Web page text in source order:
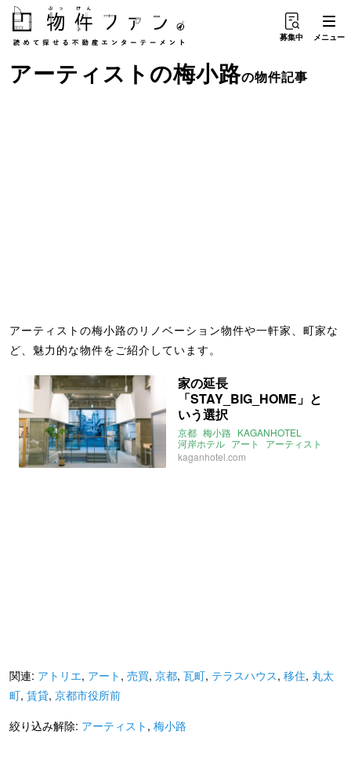
募集中 メニュー
アーティストの梅小路の物件記事
アーティストの梅小路のリノベーション物件や一軒家、町家な
ど、魅力的な物件をご紹介しています。
家の延長
「STAY_BIG_HOME」と
いう選択
京都 梅小路 KAGANHOTEL
河岸ホテル アート
アーティスト
シェアオフィス
#STAY_BIG_HOME
kaganhotel.com
関連: アトリエ, アート , 売買, 京都, 瓦町, テラスハウス, 移住, 丸太
町, 賃貸, 京都市役所前
絞り込み解除: アーティスト , 梅小路